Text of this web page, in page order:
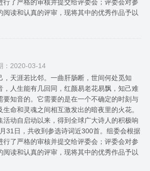
行了严格的审核并提交给评委会；评委会对参
阅读和认真的评审，现将其中的优秀作品予以
：2020-03-14
，天涯若比邻。一曲肝肠断，世间何处觅知
，人生能有几回同，红颜易老花易飘，知己难
要知音的。它需要的是在一个不确定的时刻与
生命和灵魂之间相互激发出的暗夜里的火花。
活动自启动以来，得到全球广大诗人的积极响
31日，共收到参选诗词近300首。组委会根据
行了严格的审核并提交给评委会；评委会对参
阅读和认真的评审，现将其中的优秀作品予以